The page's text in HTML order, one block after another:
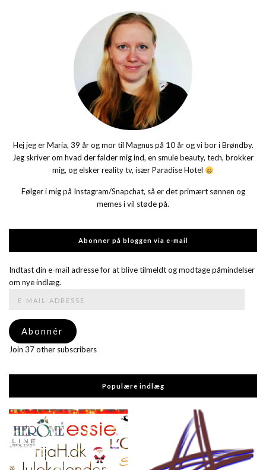
Hej jeg er Maria, 39 år og mor til Magnus på 10 år og vi bor i Brøndby.
Jeg skriver om hvad der falder mig ind, en smule beauty, tech, brokker
mig, og elsker reality tv, især Paradise Hotel
Følger i mig på Instagram/Snapchat, så er det primært sønnen og
memes i vil støde på.
Abonner på bloggen via e-mail
Indtast din e-mail adresse for at blive tilmeldt og modtage påmindelser
om nye indlæg.
adresse
Abonnér
Join 37 other subscribers
Populære indlæg